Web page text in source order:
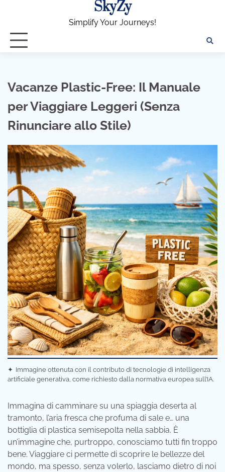
SkyZy
Simplify Your Journeys!
Vacanze Plastic-Free: Il Manuale
per Viaggiare Leggeri (Senza
Rinunciare allo Stile)
✦ Immagine ottenuta con il contributo di tecnologie di intelligenza
artificiale generativa, come richiesto dalla normativa europea sull’IA.
Immagina di camminare su una spiaggia deserta al
tramonto, l’aria fresca che profuma di sale e… una
bottiglia di plastica semisepolta nella sabbia. È
un’immagine che, purtroppo, conosciamo tutti fin troppo
bene. Viaggiare ci permette di scoprire le bellezze del
mondo, ma spesso, senza volerlo, lasciamo dietro di noi